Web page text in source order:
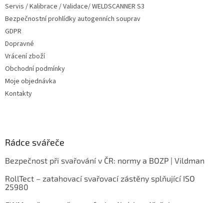
Servis / Kalibrace / Validace/ WELDSCANNER S3
Bezpečnostní prohlídky autogenních souprav
GDPR
Dopravné
Vrácení zboží
Obchodní podmínky
Moje objednávka
Kontakty
Rádce svářeče
Bezpečnost při svařování v ČR: normy a BOZP | Vildman
RollTect – zatahovací svařovací zástěny splňující ISO
25980